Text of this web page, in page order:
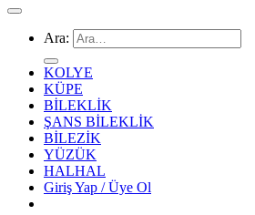
Ara:
KOLYE
KÜPE
BİLEKLİK
ŞANS BİLEKLİK
BİLEZİK
YÜZÜK
HALHAL
Giriş Yap / Üye Ol